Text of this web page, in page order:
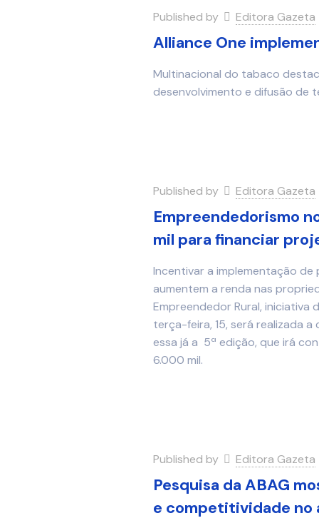
Published by Editora Gazeta
Alliance One
Multinacional do tabaco
desenvolvimento e difusão de
Published by Editora Gazeta
Empreendedorismo
mil para financiar
Incentivar a implementação
aumentem a renda nas
Empreendedor Rural, iniciativa
terça-feira, 15, será realizada
essa já a 5ª edição, que irá
6.000 mil.
Published by Editora Gazeta
Pesquisa da ABAG
e competitividade no